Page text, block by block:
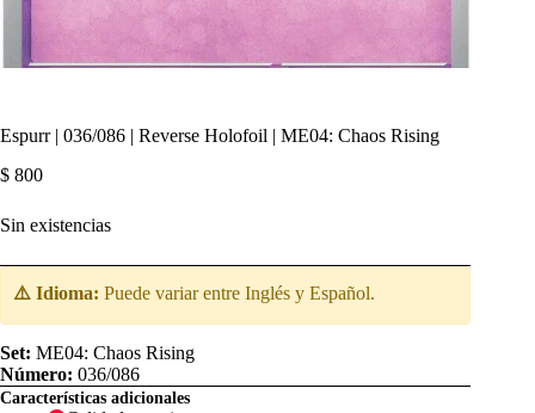
Espurr | 036/086 | Reverse Holofoil | ME04: Chaos Rising
$ 800
Sin existencias
⚠️ Idioma: Puede variar entre Inglés y Español.
Set: ME04: Chaos Rising
Número: 036/086
Características adicionales